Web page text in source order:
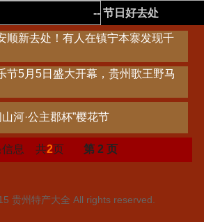
-- 节日好去处
顺新去处！有人在镇宁本寨发现千
节5月5日盛大开幕，贵州歌王野马
河·公主郡杯”樱花节
信息 共2页 第 2 页
贵州特产大全 All rights reserved.